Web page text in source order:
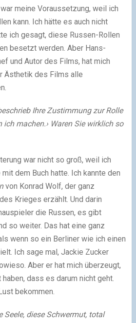
meine Voraussetzung, weil ich
kann. Ich hätte es auch nicht
ich gesagt, diese Russen-Rollen
besetzt werden. Aber Hans-
und Autor des Films, hat mich
Ästhetik des Films alle
Ihre Zustimmung zur Rolle
ich machen.› Waren Sie wirklich so
war nicht so groß, weil ich
dem Buch hatte. Ich kannte den
von Konrad Wolf, der ganz
Krieges erzählt. Und darin
die Russen, es gibt
so weiter. Das hat eine ganz
wenn so ein Berliner wie ich einen
Ich sage mal, Jackie Zucker
Aber er hat mich überzeugt,
dass es darum nicht geht.
bekommen.
Seele, diese Schwermut, total